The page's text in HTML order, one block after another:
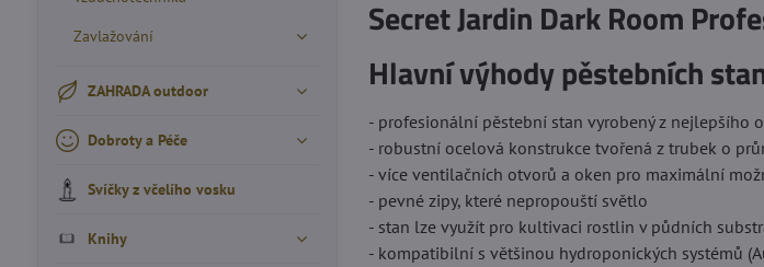
Secret Jardin Dark Room
Hlavní výhody pěstebních
- profesionální pěstební stan vyrobený z nejlepšího
- robustní ocelová konstrukce tvořená z trubek o
- více ventilačních otvorů a oken pro maximální
- pevné zipy, které nepropouští světlo
- stan lze využít pro kultivaci rostlin v půdních
- kompatibilní s většinou hydroponických systémů
Zavlažování
ZAHRADA outdoor
Dobroty a Péče
Svíčky z včelího vosku
Knihy